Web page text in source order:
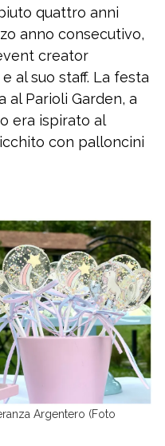
quattro anni
anno consecutivo,
creator
al suo staff. La festa
al Parioli Garden, a
era ispirato al
con palloncini
Argentero (Foto